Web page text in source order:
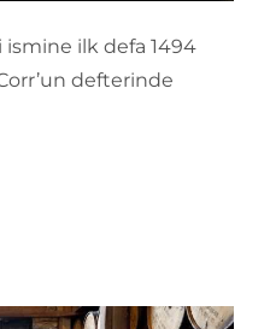
ismine ilk defa 1494
defterinde